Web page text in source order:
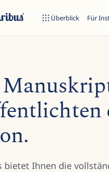
Überblick Für
bietet Ihnen die